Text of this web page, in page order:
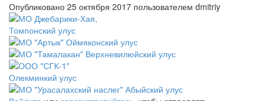
Опубликовано 25 октября 2017 пользователем dmitriy